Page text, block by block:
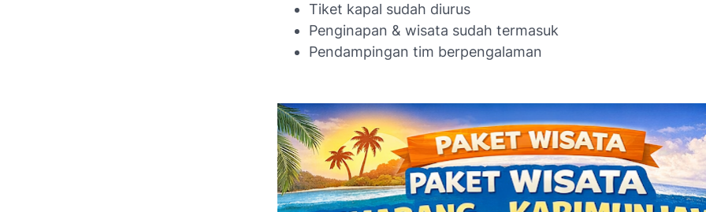
Tiket kapal sudah diurus
Penginapan & wisata sudah termasuk
Pendampingan tim berpengalaman